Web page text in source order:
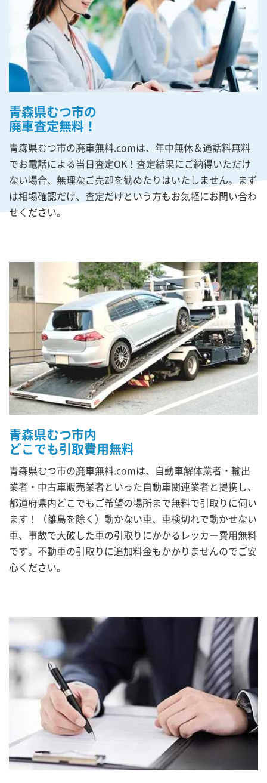
青森県むつ市の
廃車査定無料！
青森県むつ市の廃車無料.comは、年中無休＆通話料無料
でお電話による当日査定OK！査定結果にご納得いただけ
ない場合、無理なご売却を勧めたりはいたしません。まず
は相場確認だけ、査定だけという方もお気軽にお問い合わ
せください。
青森県むつ市内
どこでも引取費用無料
青森県むつ市の廃車無料.comは、自動車解体業者・輸出
業者・中古車販売業者といった自動車関連業者と提携し、
都道府県内どこでもご希望の場所まで無料で引取りに伺い
ます！（離島を除く）動かない車、車検切れで動かせない
車、事故で大破した車の引取りにかかるレッカー費用無料
です。不動車の引取りに追加料金もかかりませんのでご安
心ください。